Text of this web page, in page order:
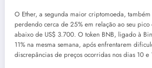
O Ether, a segunda maior criptomoeda, também
perdendo cerca de 25% em relação ao seu pico
abaixo de US$ 3.700. O token BNB, ligado à
11% na mesma semana, após enfrentarem
discrepâncias de preços ocorridas nos dias 10 e